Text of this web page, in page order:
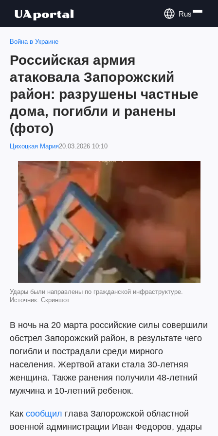
Rus
Война в Украине
Российская армия
атаковала Запорожский
район: разрушены частные
дома, погибли и ранены
(фото)
Цихоцкая Мария20.03.2026 10:10
Удары были направлены по гражданской инфраструктуре.
Источник: Скриншот
В ночь на 20 марта российские силы совершили
обстрел Запорожский район, в результате чего
погибли и пострадали среди мирного
населения. Жертвой атаки стала 30-летняя
женщина. Также ранения получили 48-летний
мужчина и 10-летний ребенок.
Как сообщил глава Запорожской областной
военной администрации Иван Федоров, удары